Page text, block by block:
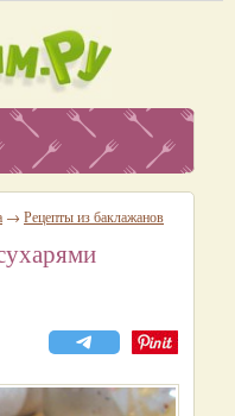
→ Рецепты из баклажанов